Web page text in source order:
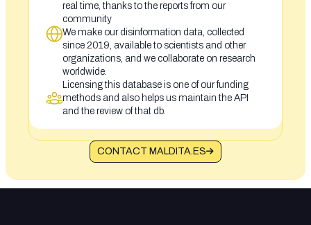
real time, thanks to the reports from our
community
We make our disinformation data, collected
since 2019, available to scientists and other
organizations, and we collaborate on research
worldwide.
Licensing this database is one of our funding
methods and also helps us maintain the API
and the review of that db.
CONTACT MALDITA.ES